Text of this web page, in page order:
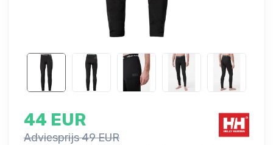
44 EUR
Adviesprijs 49 EUR